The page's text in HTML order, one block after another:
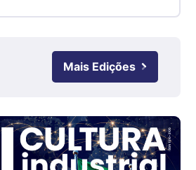
Mais Edições